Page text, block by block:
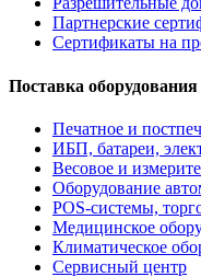
Партнерские
Сертификаты на
Поставка оборудования
Печатное и
ИБП, батареи,
Весовое и
Оборудование
POS-системы,
Медицинское
Климатическое
Сервисный центр